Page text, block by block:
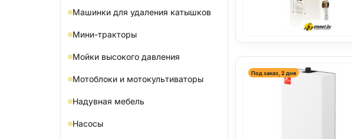
Машинки для удаления катышков
Мини-тракторы
Мойки высокого давления
Мотоблоки и мотокультиваторы
Надувная мебель
Насосы
Под заказ, 2 дня